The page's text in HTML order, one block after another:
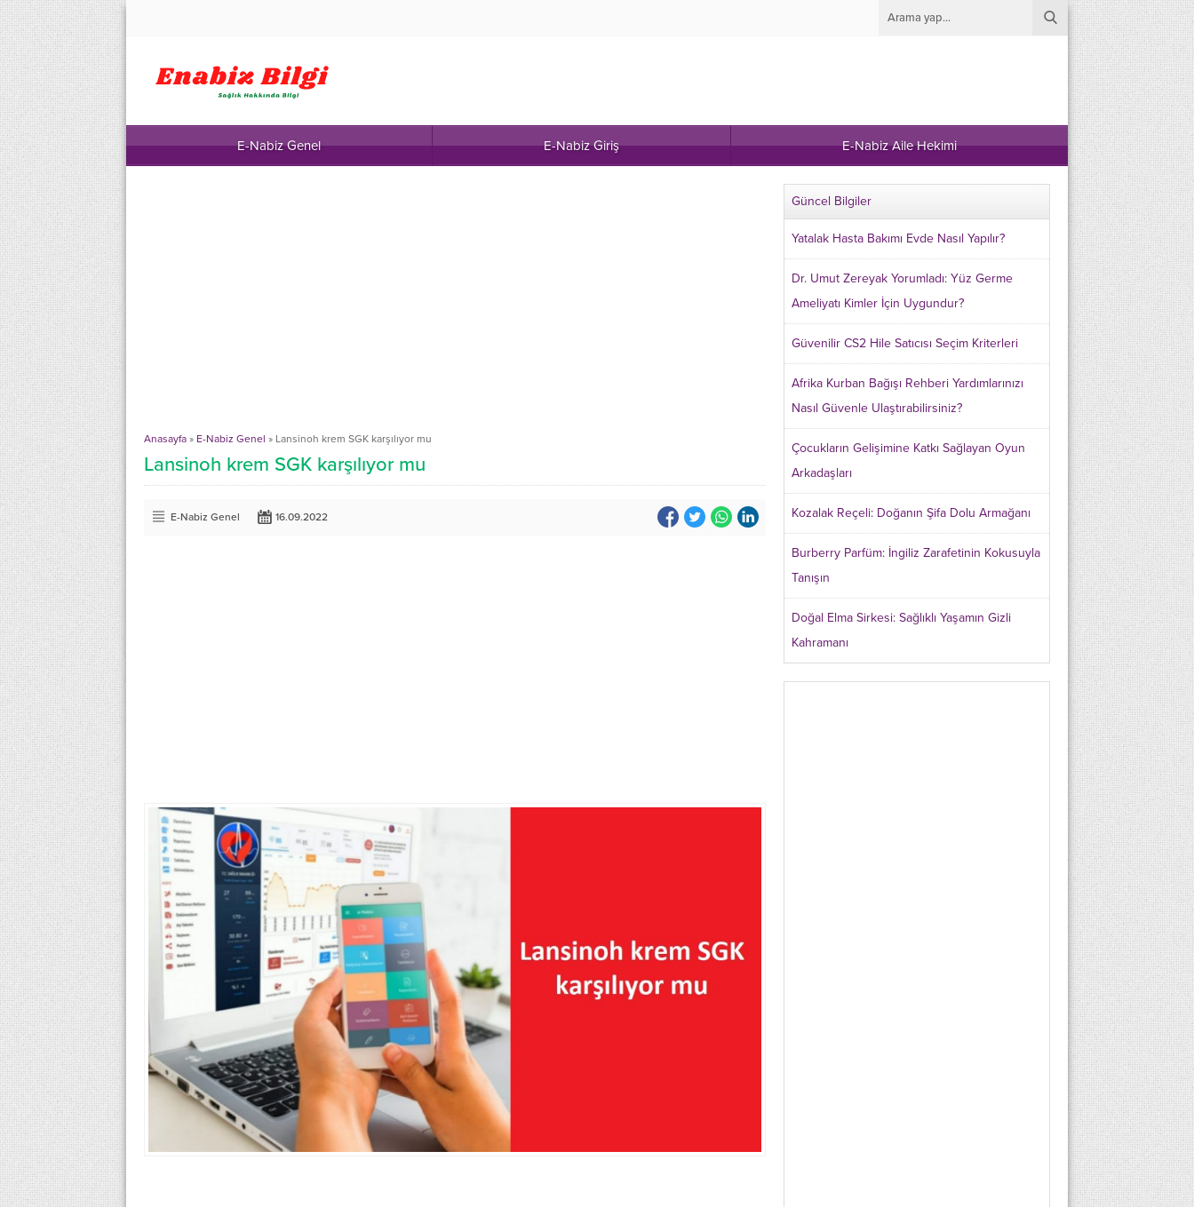
E-Nabiz Genel E-Nabiz Giriş E-Nabiz Aile Hekimi
Anasayfa » E-Nabiz Genel » Lansinoh krem SGK karşılıyor mu
Lansinoh krem SGK karşılıyor mu
E-Nabiz Genel 16.09.2022
Güncel Bilgiler
Yatalak Hasta Bakımı Evde Nasıl Yapılır?
Dr. Umut Zereyak Yorumladı: Yüz Germe
Ameliyatı Kimler İçin Uygundur?
Güvenilir CS2 Hile Satıcısı Seçim Kriterleri
Afrika Kurban Bağışı Rehberi Yardımlarınızı
Nasıl Güvenle Ulaştırabilirsiniz?
Çocukların Gelişimine Katkı Sağlayan Oyun
Arkadaşları
Kozalak Reçeli: Doğanın Şifa Dolu Armağanı
Burberry Parfüm: İngiliz Zarafetinin Kokusuyla
Tanışın
Doğal Elma Sirkesi: Sağlıklı Yaşamın Gizli
Kahramanı